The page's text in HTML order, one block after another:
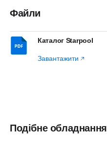
Файли
Каталог Starpool
Завантажити
Подібне обладнання